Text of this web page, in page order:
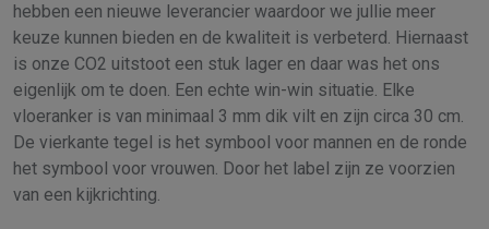
hebben een nieuwe leverancier waardoor we jullie meer
keuze kunnen bieden en de kwaliteit is verbeterd. Hiernaast
is onze CO2 uitstoot een stuk lager en daar was het ons
eigenlijk om te doen. Een echte win-win situatie. Elke
vloeranker is van minimaal 3 mm dik vilt en zijn circa 30 cm.
De vierkante tegel is het symbool voor mannen en de ronde
het symbool voor vrouwen. Door het label zijn ze voorzien
van een kijkrichting.